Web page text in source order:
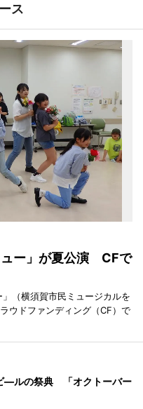
ス
ュー」が夏公演 CFで
（横須賀市民ミュージカルを
ウドファンディング（CF）で
―ルの祭典 「オクトーバー